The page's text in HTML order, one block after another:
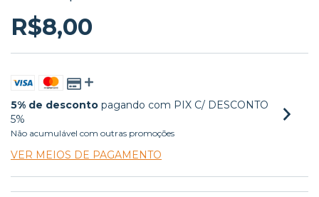
R$8,00
5% de desconto pagando com PIX C/ DESCONTO
5%
Não acumulável com outras promoções
VER MEIOS DE PAGAMENTO